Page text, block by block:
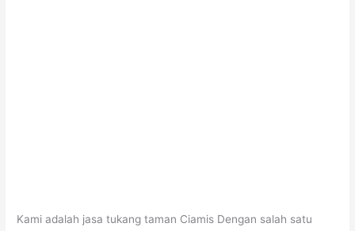
Kami adalah jasa tukang taman Ciamis Dengan salah satu